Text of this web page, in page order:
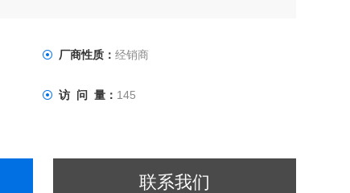
厂商性质：经销商
访 问 量： 145
联系我们